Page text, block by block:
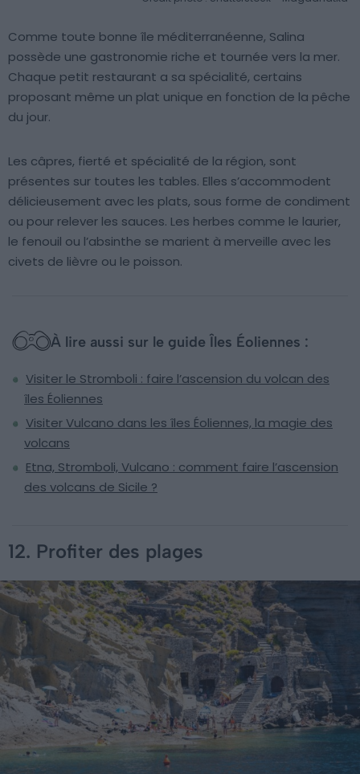
Comme toute bonne île méditerranéenne, Salina
possède une gastronomie riche et tournée vers la mer.
Chaque petit restaurant a sa spécialité, certains
proposant même un plat unique en fonction de la pêche
du jour.
Les câpres, fierté et spécialité de la région, sont
présentes sur toutes les tables. Elles s’accommodent
délicieusement avec les plats, sous forme de condiment
ou pour relever les sauces. Les herbes comme le laurier,
le fenouil ou l’absinthe se marient à merveille avec les
civets de lièvre ou le poisson.
À lire aussi sur le guide Îles Éoliennes :
Visiter le Stromboli : faire l’ascension du volcan des
îles Éoliennes
Visiter Vulcano dans les îles Éoliennes, la magie des
volcans
Etna, Stromboli, Vulcano : comment faire l’ascension
des volcans de Sicile ?
12. Profiter des plages